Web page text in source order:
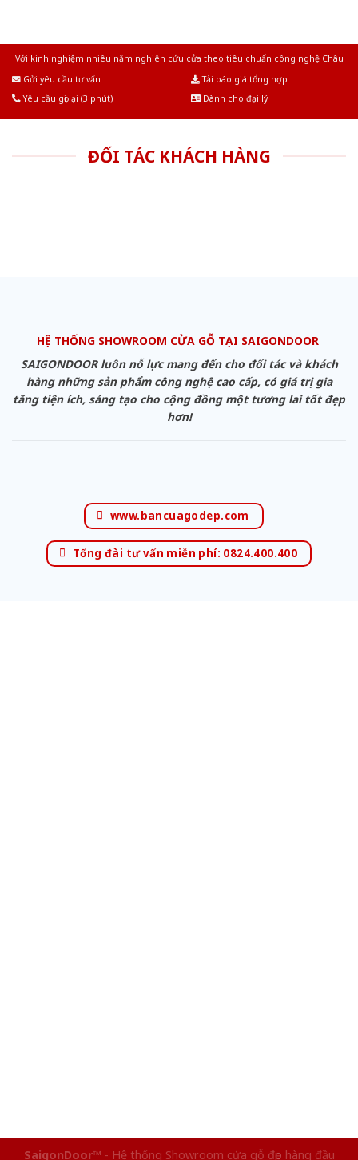
Với kinh nghiệm nhiêu năm nghiên cứu cửa theo tiêu chuẩn công nghệ Châu
Gửi yêu cầu tư vấn
Tải báo giá tổng hợp
Yêu cầu gọi lại (3 phút)
Dành cho đại lý
ĐỐI TÁC KHÁCH HÀNG
HỆ THỐNG SHOWROOM CỬA GỖ TẠI SAIGONDOOR
SAIGONDOOR luôn nỗ lực mang đến cho đối tác và khách
hàng những sản phẩm công nghệ cao cấp, có giá trị gia
tăng tiện ích, sáng tạo cho cộng đồng một tương lai tốt đẹp
hơn!
www.bancuagodep.com
Tổng đài tư vấn miễn phí: 0824.400.400
SaigonDoor™ - Hệ thống Showroom cửa gỗ đẹp hàng đầu